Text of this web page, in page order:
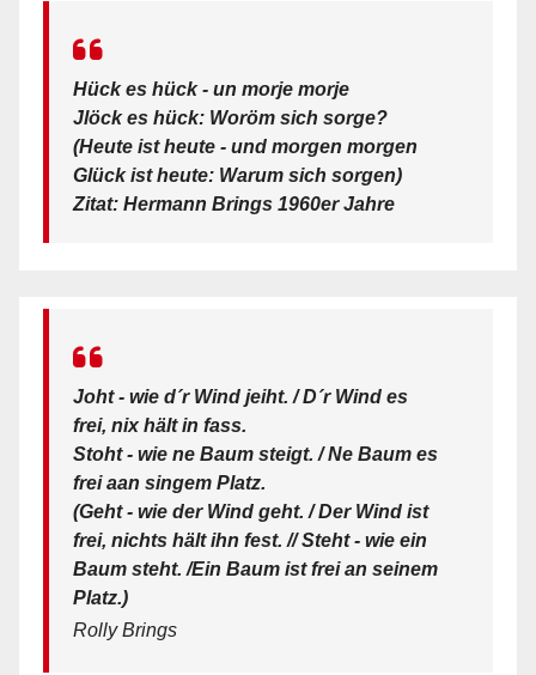
Hück es hück - un morje morje
Jlöck es hück: Woröm sich sorge?
(Heute ist heute - und morgen morgen
Glück ist heute: Warum sich sorgen)
Zitat: Hermann Brings 1960er Jahre
Joht - wie d´r Wind jeiht. / D´r Wind es
frei, nix hält in fass.
Stoht - wie ne Baum steigt. / Ne Baum es
frei aan singem Platz.
(Geht - wie der Wind geht. / Der Wind ist
frei, nichts hält ihn fest. // Steht - wie ein
Baum steht. /Ein Baum ist frei an seinem
Platz.)
Rolly Brings